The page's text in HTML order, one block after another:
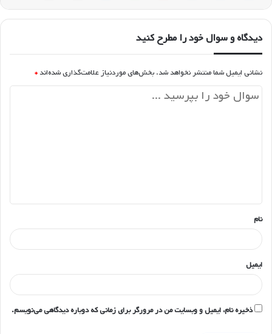
دیدگاه و سوال خود را مطرح کنید
نشانی ایمیل شما منتشر نخواهد شد. بخش‌های موردنیاز علامت‌گذاری شده‌اند *
*
نام
ایمیل
ذخیره نام، ایمیل و وبسایت من در مرورگر برای زمانی که دوباره دیدگاهی می‌نویسم.